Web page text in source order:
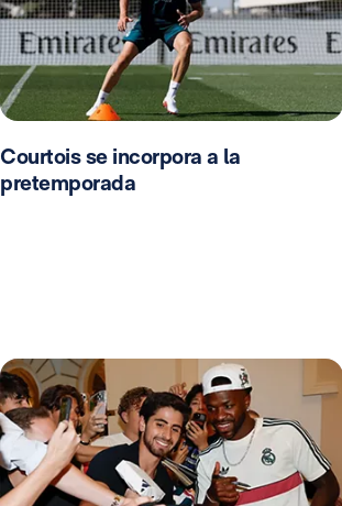
Courtois se incorpora a la
pretemporada